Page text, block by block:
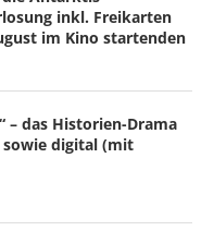
inkl. Freikarten
im Kino startenden
– das Historien-Drama
sowie digital (mit